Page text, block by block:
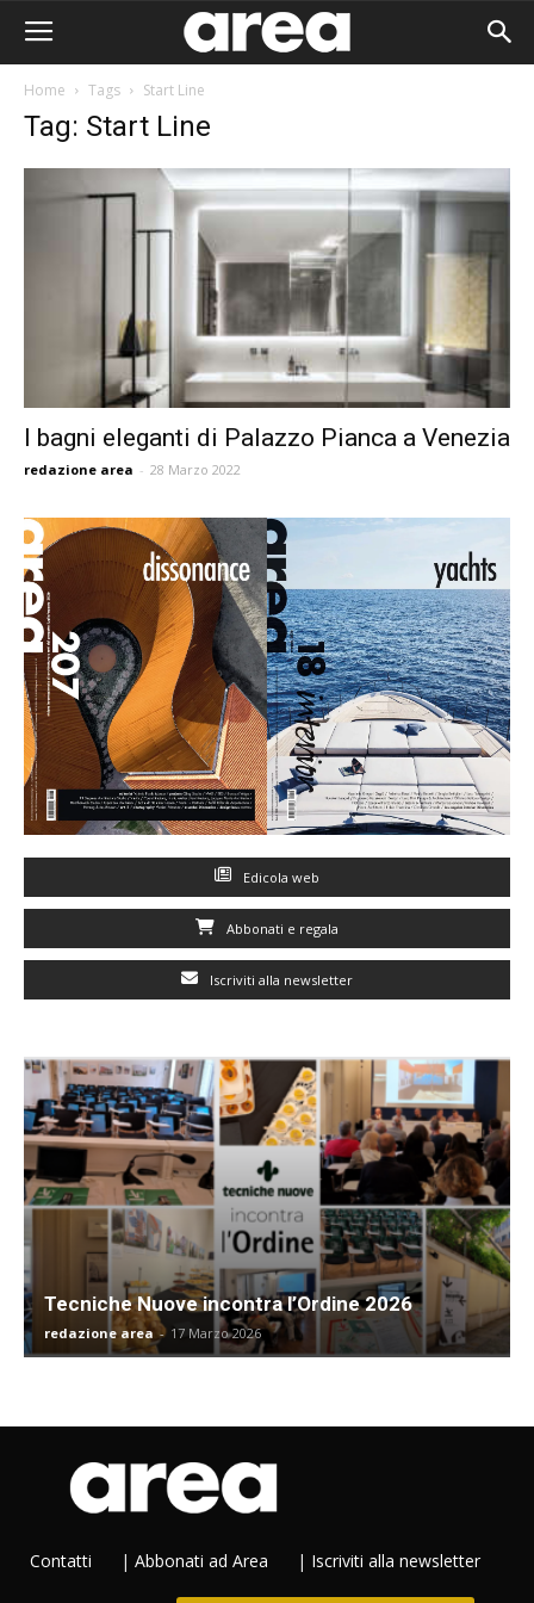
Home Tags Start Line
Tag: Start Line
I bagni eleganti di Palazzo Pianca a Venezia
redazione area - 28 Marzo 2022
Edicola web
Abbonati e regala
Iscriviti alla newsletter
Tecniche Nuove incontra l’Ordine 2026
redazione area - 17 Marzo 2026
Contatti | Abbonati ad Area | Iscriviti alla newsletter